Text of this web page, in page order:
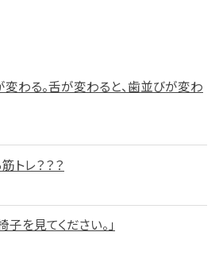
わる。舌が変わると、歯並びが変わ
レ？？？
子を見てください。」